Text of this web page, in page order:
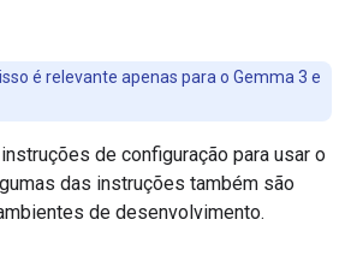
isso é relevante apenas para o Gemma 3 e
de configuração para usar o
das instruções também são
de desenvolvimento.